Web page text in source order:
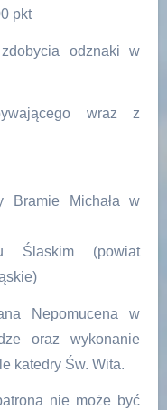
pkt
odznaki w
wraz z
Bramie Michała w
Ślaskim (powiat
Nepomucena w
oraz wykonanie
katedry Św. Wita.
nie może być